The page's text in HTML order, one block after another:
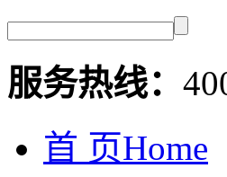
服务热线：
首 页Home